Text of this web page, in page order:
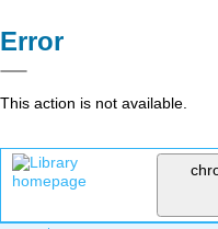
Error
This action is not available.